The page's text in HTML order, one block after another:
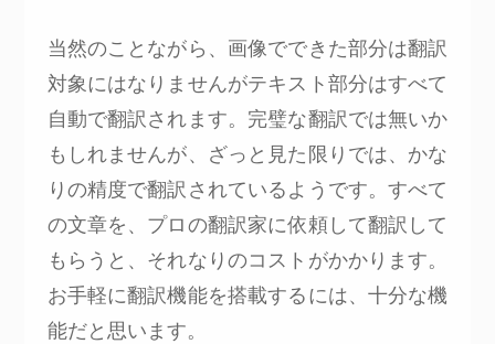
当然のことながら、画像でできた部分は翻訳
対象にはなりませんがテキスト部分はすべて
自動で翻訳されます。完璧な翻訳では無いか
もしれませんが、ざっと見た限りでは、かな
りの精度で翻訳されているようです。すべて
の文章を、プロの翻訳家に依頼して翻訳して
もらうと、それなりのコストがかかります。
お手軽に翻訳機能を搭載するには、十分な機
能だと思います。